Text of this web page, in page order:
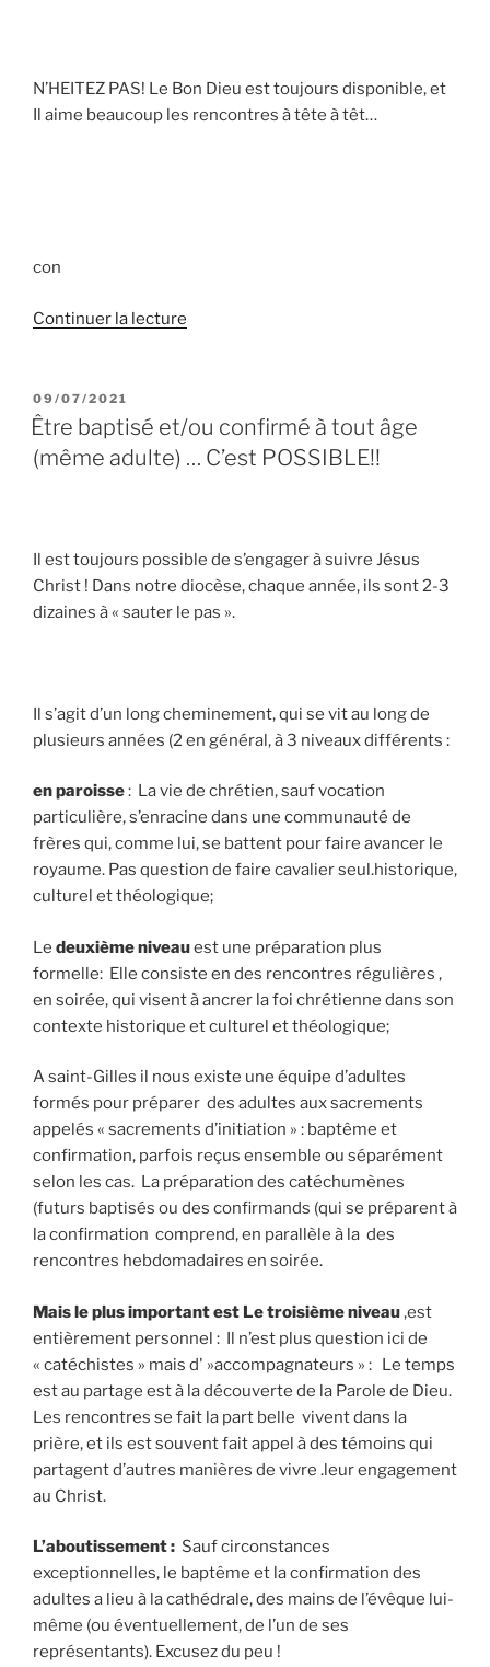
N’HEITEZ PAS! Le Bon Dieu est toujours disponible, et
Il aime beaucoup les rencontres à tête à têt…
con
Continuer la lecture
la
maison?
rend
à
domicile!
confession
pascales »
PUBLIÉ
LE
09/07/2021
Être baptisé et/ou confirmé à tout âge
(même adulte) … C’est POSSIBLE!!
Il est toujours possible de s’engager à suivre Jésus
Christ ! Dans notre diocèse, chaque année, ils sont 2-3
dizaines à « sauter le pas ».
Il s’agit d’un long cheminement, qui se vit au long de
plusieurs années (2 en général, à 3 niveaux différents :
en paroisse: La vie de chrétien, sauf vocation
particulière, s’enracine dans une communauté de
frères qui, comme lui, se battent pour faire avancer le
royaume. Pas question de faire cavalier seul.historique,
culturel et théologique;
Le deuxième niveauest une préparation plus
formelle: Elle consiste en des rencontres régulières ,
en soirée, qui visent à ancrer la foi chrétienne dans son
contexte historique et culturel et théologique;
A saint-Gilles il nous existe une équipe d’adultes
formés pour préparer des adultes aux sacrements
appelés « sacrements d’initiation » : baptême et
confirmation, parfois reçus ensemble ou séparément
selon les cas. La préparation des catéchumènes
(futurs baptisés ou des confirmands (qui se préparent à
la confirmation comprend, en parallèle à la des
rencontres hebdomadaires en soirée.
Mais le plus important est Le troisième niveau,est
entièrement personnel : Il n’est plus question ici de
« catéchistes » mais d' »accompagnateurs » : Le temps
est au partage est à la découverte de la Parole de Dieu.
Les rencontres se fait la part belle vivent dans la
prière, et ils est souvent fait appel à des témoins qui
partagent d’autres manières de vivre .leur engagement
au Christ.
L’aboutissement : Sauf circonstances
exceptionnelles, le baptême et la confirmation des
adultes a lieu à la cathédrale, des mains de l’évêque lui-
même (ou éventuellement, de l’un de ses
représentants). Excusez du peu !